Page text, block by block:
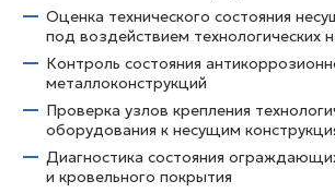
Оценка технического состояния
под воздействием технологических
Контроль состояния
металлоконструкций
Проверка узлов крепления
оборудования к несущим
Диагностика состояния
и кровельного покрытия